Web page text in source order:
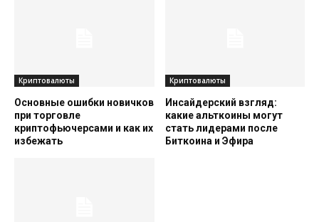
Криптовалюты
Основные ошибки новичков
при торговле
криптофьючерсами и как их
избежать
Криптовалюты
Инсайдерский взгляд:
какие альткоины могут
стать лидерами после
Биткоина и Эфира